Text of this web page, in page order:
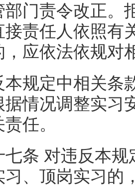
部门责令改正。
接责任人依照有
，应依法依规
定中相关条
据情况调整实习
责任。
对违反本规
习、顶岗实习的